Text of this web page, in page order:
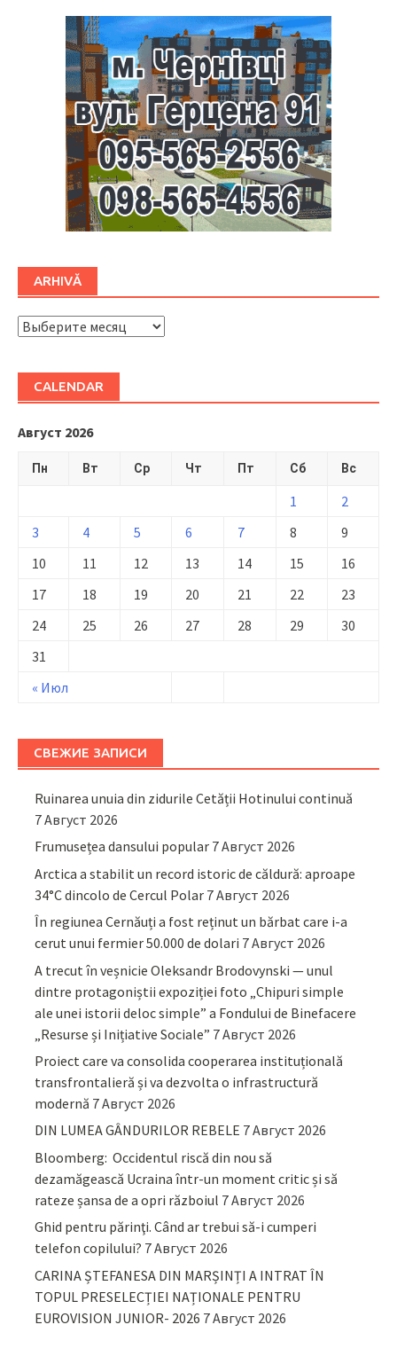
ARHIVĂ
ARHIVĂ
CALENDAR
Август 2026
Пн Вт Ср Чт Пт Сб Вс
« Июл
1
2
3
4 5 6 7 8
9
10
11 12 13 14 15
16
17
18 19 20 21 22
23
24
25 26 27 28 29
30
31
СВЕЖИЕ ЗАПИСИ
Ruinarea unuia din zidurile Cetății Hotinului continuă
7 Август 2026
Frumusețea dansului popular 7 Август 2026
Arctica a stabilit un record istoric de căldură: aproape
34°C dincolo de Cercul Polar 7 Август 2026
În regiunea Cernăuți a fost reținut un bărbat care i-a
cerut unui fermier 50.000 de dolari 7 Август 2026
A trecut în veșnicie Oleksandr Brodovynski — unul
dintre protagoniștii expoziției foto „Chipuri simple
ale unei istorii deloc simple” a Fondului de Binefacere
„Resurse și Inițiative Sociale” 7 Август 2026
Proiect care va consolida cooperarea instituțională
transfrontalieră și va dezvolta o infrastructură
modernă 7 Август 2026
DIN LUMEA GÂNDURILOR REBELE 7 Август 2026
Bloomberg: Occidentul riscă din nou să
dezamăgească Ucraina într-un moment critic și să
rateze șansa de a opri războiul 7 Август 2026
Ghid pentru părinţi. Când ar trebui să-i cumperi
telefon copilului? 7 Август 2026
CARINA ȘTEFANESA DIN MARȘINȚI A INTRAT ÎN
TOPUL PRESELECȚIEI NAȚIONALE PENTRU
EUROVISION JUNIOR- 2026 7 Август 2026